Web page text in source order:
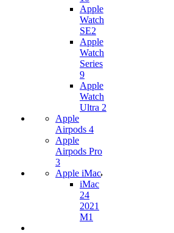
Apple
Watch
SE2
Apple
Watch
Series
9
Apple
Watch
Ultra 2
Apple
Airpods 4
Apple
Airpods Pro
3
Apple iMac
iMac
24
2021
M1